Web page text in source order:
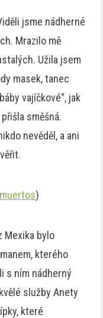
jsme nádherné
Mrazilo mě
Užila jsem
masek, tanec
vajíčkové“, jak
směšná.
nevěděl, a ani
)
Mexika bylo
kterého
s ním nádherný
služby Anety
které